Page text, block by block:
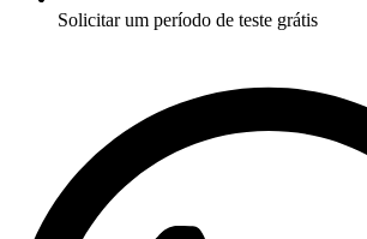
Solicitar um período de teste grátis